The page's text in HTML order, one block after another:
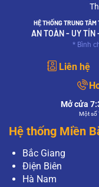
HỆ THỐNG TRUNG
AN TOÀN - UY TÍN
* Bình
Liên hệ
Mở cửa
Một số
Hệ thống Miền
Bắc Giang
Điện Biên
Hà Nam